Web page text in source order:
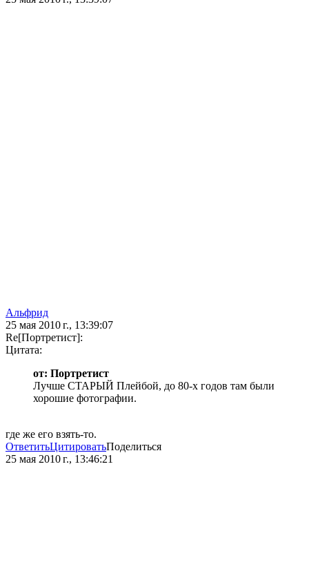
Альфрид
25 мая 2010 г., 13:39:07
Re[Портретист]:
Цитата:
от: Портретист
Лучше СТАРЫЙ Плейбой, до 80-х годов там были
хорошие фотографии.
где же его взять-то.
ОтветитьЦитироватьПоделиться
25 мая 2010 г., 13:46:21